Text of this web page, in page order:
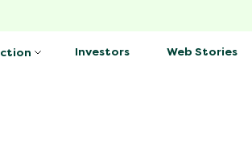
Investors Web Stories